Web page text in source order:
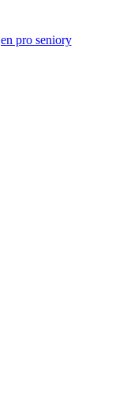
pro seniory